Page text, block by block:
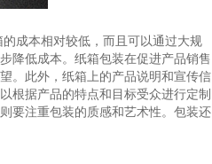
成本相对较低，而且可以通过大规
降低成本。纸箱包装在促进产品销售
。此外，纸箱上的产品说明和宣传信
根据产品的特点和目标受众进行定制
要注重包装的质感和艺术性。包装还